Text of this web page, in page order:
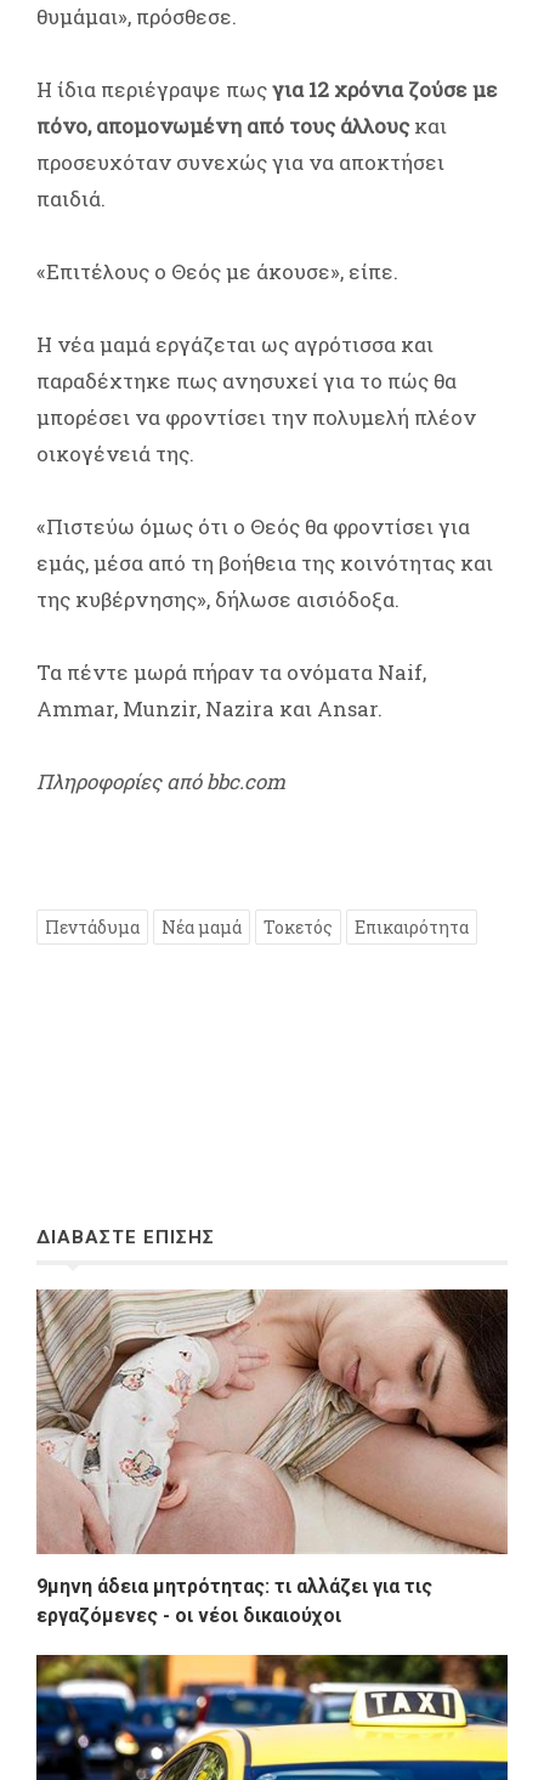
θυμάμαι», πρόσθεσε.
Η ίδια περιέγραψε πωςγια 12 χρόνια ζούσε με
πόνο, απομονωμένη από τους άλλουςκαι
προσευχόταν συνεχώς για να αποκτήσει
παιδιά.
«Επιτέλους ο Θεός με άκουσε», είπε.
Η νέα μαμά εργάζεται ως αγρότισσα και
παραδέχτηκε πως ανησυχεί για το πώς θα
μπορέσει να φροντίσει την πολυμελή πλέον
οικογένειά της.
«Πιστεύω όμως ότι ο Θεός θα φροντίσει για
εμάς, μέσα από τη βοήθεια της κοινότητας και
της κυβέρνησης», δήλωσε αισιόδοξα.
Τα πέντε μωρά πήραν τα ονόματα Naif,
Ammar, Munzir, Nazira και Ansar.
Πληροφορίες από bbc.com
Πεντάδυμα Νέα μαμά Τοκετός Επικαιρότητα
ΔΙΑΒΑΣΤΕ ΕΠΙΣΗΣ
9μηνη άδεια μητρότητας: τι αλλάζει για τις
εργαζόμενες - οι νέοι δικαιούχοι